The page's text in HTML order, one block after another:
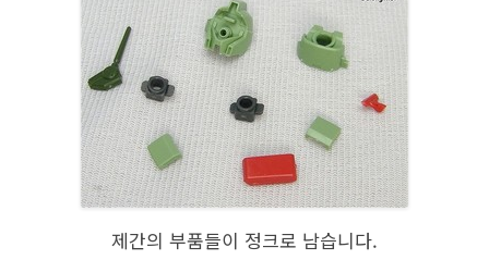
제간의 부품들이 정크로 남습니다.